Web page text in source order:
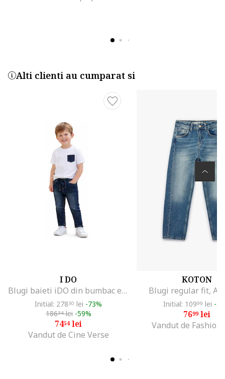
Alti clienti au cumparat si
I DO
Blugi baieti iDO din bumbac elastic talie ajustabila cu snur albastru inchis
Initial: 27830 lei -73%
18634lei -59%
7454lei
Vandut de Cine Verse
KOTON
Blugi regular fit,
Initial: 10999 lei -
7699lei
Vandut de Fashion